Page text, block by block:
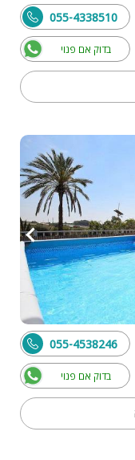
בדוק אם פנוי
055-4338510
בדוק אם פנוי
055-4538246